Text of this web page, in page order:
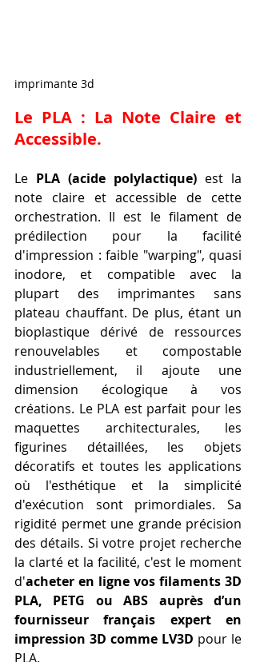
imprimante 3d
Le PLA : La Note Claire et
Accessible.
Le PLA (acide polylactique) est la
note claire et accessible de cette
orchestration. Il est le filament de
prédilection pour la facilité
d'impression : faible "warping", quasi
inodore, et compatible avec la
plupart des imprimantes sans
plateau chauffant. De plus, étant un
bioplastique dérivé de ressources
renouvelables et compostable
industriellement, il ajoute une
dimension écologique à vos
créations. Le PLA est parfait pour les
maquettes architecturales, les
figurines détaillées, les objets
décoratifs et toutes les applications
où l'esthétique et la simplicité
d'exécution sont primordiales. Sa
rigidité permet une grande précision
des détails. Si votre projet recherche
la clarté et la facilité, c'est le moment
d'acheter en ligne vos filaments 3D
PLA, PETG ou ABS auprès d’un
fournisseur français expert en
impression 3D comme LV3D pour le
PLA.